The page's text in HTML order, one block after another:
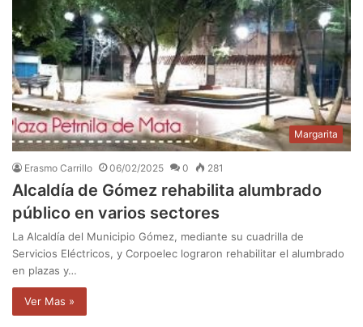
Margarita
Erasmo Carrillo 06/02/2025 0 281
Alcaldía de Gómez rehabilita alumbrado
público en varios sectores
La Alcaldía del Municipio Gómez, mediante su cuadrilla de
Servicios Eléctricos, y Corpoelec lograron rehabilitar el alumbrado
en plazas y…
Ver Mas »